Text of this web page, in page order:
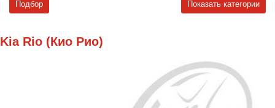
Подбор Показать категории
Kia Rio (Кио Рио)